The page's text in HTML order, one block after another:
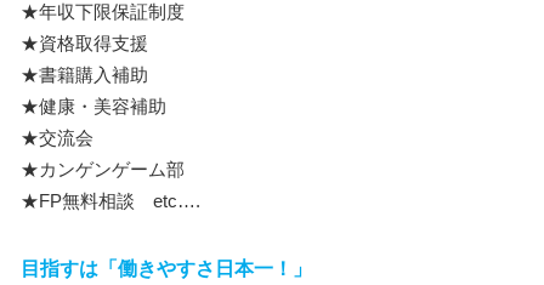
★年収下限保証制度
★資格取得支援
★書籍購入補助
★健康・美容補助
★交流会
★カンゲンゲーム部
★FP無料相談 etc….
目指すは「働きやすさ日本一！」